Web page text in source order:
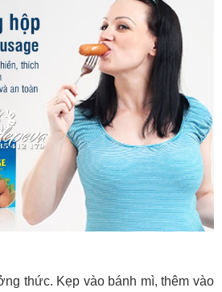
thức. Kẹp vào bánh mì, thêm vào